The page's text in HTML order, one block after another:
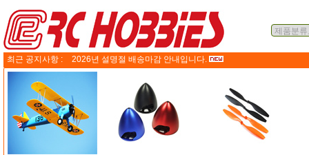
최근 공지사항 : 2026년 설명절 배송마감 안내입니다.